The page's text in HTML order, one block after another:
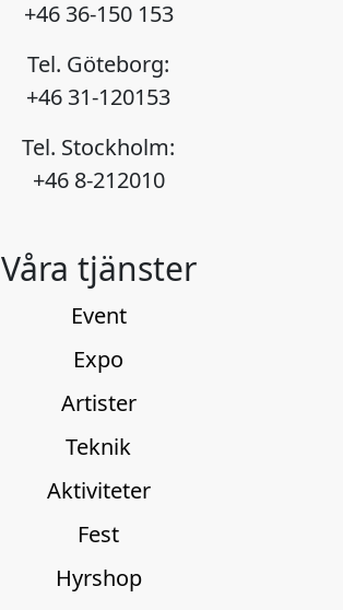
+46 36-150 153
Tel. Göteborg:
+46 31-120153
Tel. Stockholm:
+46 8-212010
Våra tjänster
Event
Expo
Artister
Teknik
Aktiviteter
Fest
Hyrshop